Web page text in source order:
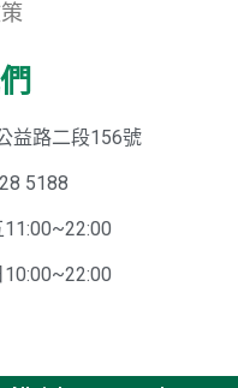
益路二段156號
5188